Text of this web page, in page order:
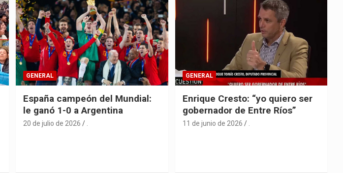
GENERAL
España campeón del Mundial:
le ganó 1-0 a Argentina
20 de julio de 2026
GENERAL
Enrique Cresto: “yo quiero ser
gobernador de Entre Ríos”
11 de junio de 2026